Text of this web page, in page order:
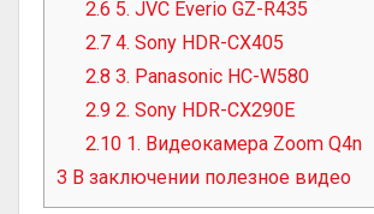
2.6 5. JVC Everio GZ-R435
2.7 4. Sony HDR-CX405
2.8 3. Panasonic HC-W580
2.9 2. Sony HDR-CX290E
2.10 1. Видеокамера Zoom Q4n
3 В заключении полезное видео